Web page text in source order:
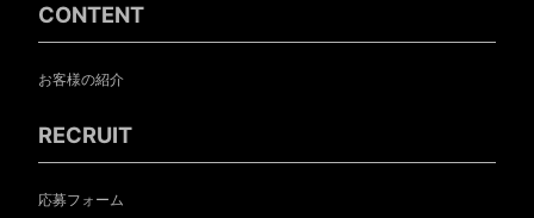
CONTENT
お客様の紹介
RECRUIT
応募フォーム